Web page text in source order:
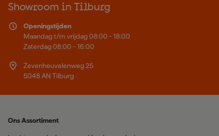
Showroom in Tilburg
Openingstijden
Maandag t/m vrijdag 08:00 - 18:00
Zaterdag 08:00 - 16:00
Zevenheuvelenweg 25
5048 AN Tilburg
Ons Assortiment